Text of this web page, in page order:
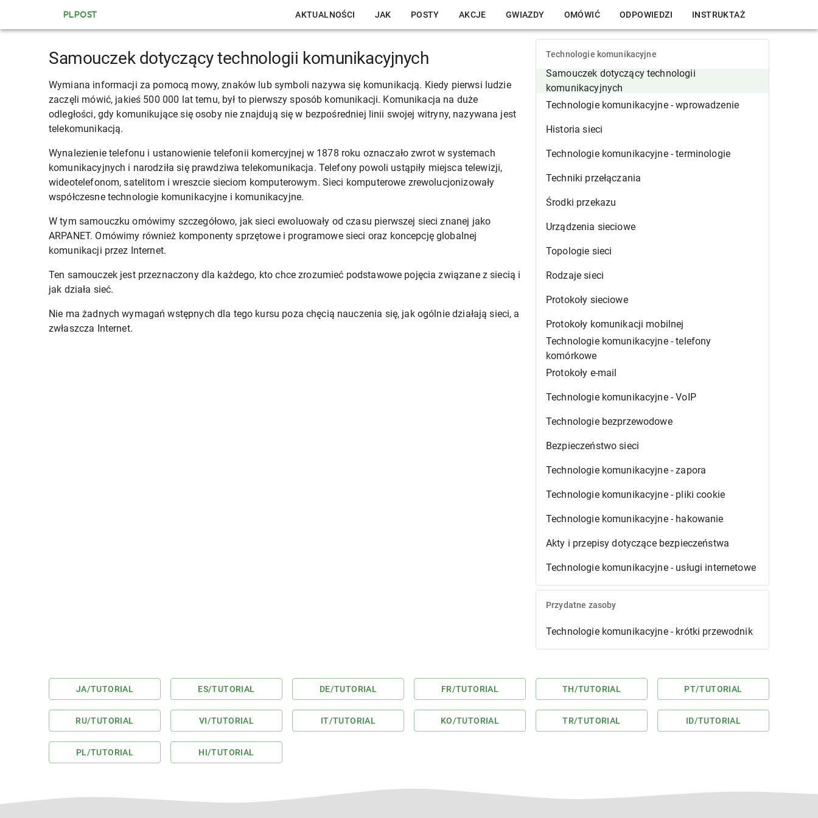
PLPOST AKTUALNOŚCI JAK POSTY AKCJE GWIAZDY OMÓWIĆ ODPOWIEDZI INSTRUKTAŻ
Samouczek dotyczący technologii komunikacyjnych
Wymiana informacji za pomocą mowy, znaków lub symboli nazywa się komunikacją. Kiedy pierwsi ludzie
zaczęli mówić, jakieś 500 000 lat temu, był to pierwszy sposób komunikacji. Komunikacja na duże
odległości, gdy komunikujące się osoby nie znajdują się w bezpośredniej linii swojej witryny, nazywana jest
telekomunikacją.
Wynalezienie telefonu i ustanowienie telefonii komercyjnej w 1878 roku oznaczało zwrot w systemach
komunikacyjnych i narodziła się prawdziwa telekomunikacja. Telefony powoli ustąpiły miejsca telewizji,
wideotelefonom, satelitom i wreszcie sieciom komputerowym. Sieci komputerowe zrewolucjonizowały
współczesne technologie komunikacyjne i komunikacyjne.
W tym samouczku omówimy szczegółowo, jak sieci ewoluowały od czasu pierwszej sieci znanej jako
ARPANET. Omówimy również komponenty sprzętowe i programowe sieci oraz koncepcję globalnej
komunikacji przez Internet.
Ten samouczek jest przeznaczony dla każdego, kto chce zrozumieć podstawowe pojęcia związane z siecią i
jak działa sieć.
Nie ma żadnych wymagań wstępnych dla tego kursu poza chęcią nauczenia się, jak ogólnie działają sieci, a
zwłaszcza Internet.
Technologie komunikacyjne
Samouczek dotyczący technologii
komunikacyjnych
Technologie komunikacyjne - wprowadzenie
Historia sieci
Technologie komunikacyjne - terminologie
Techniki przełączania
Środki przekazu
Urządzenia sieciowe
Topologie sieci
Rodzaje sieci
Protokoły sieciowe
Protokoły komunikacji mobilnej
Technologie komunikacyjne - telefony
komórkowe
Protokoły e-mail
Technologie komunikacyjne - VoIP
Technologie bezprzewodowe
Bezpieczeństwo sieci
Technologie komunikacyjne - zapora
Technologie komunikacyjne - pliki cookie
Technologie komunikacyjne - hakowanie
Akty i przepisy dotyczące bezpieczeństwa
Technologie komunikacyjne - usługi internetowe
Przydatne zasoby
Technologie komunikacyjne - krótki przewodnik
JA/TUTORIAL ES/TUTORIAL DE/TUTORIAL FR/TUTORIAL TH/TUTORIAL PT/TUTORIAL
RU/TUTORIAL VI/TUTORIAL IT/TUTORIAL KO/TUTORIAL TR/TUTORIAL ID/TUTORIAL
PL/TUTORIAL HI/TUTORIAL